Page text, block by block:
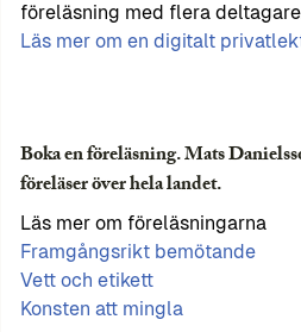
föreläsning med flera
Läs mer om en digitalt
Boka en föreläsning. Mats
föreläser över hela landet.
Läs mer om föreläsningarna
Framgångsrikt bemötande
Vett och etikett
Konsten att mingla